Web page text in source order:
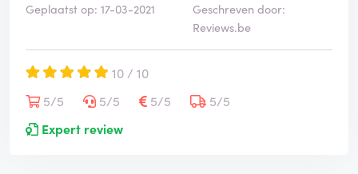
Geplaatst op: 17-03-2021
Geschreven door:
Reviews.be
10 / 10
5/5
5/5 5/5
5/5
Expert review